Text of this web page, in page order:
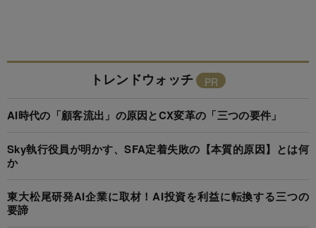
トレンドウォッチ
AI時代の「顧客流出」の原因とCX変革の「三つの要件」
Sky執行役員が明かす、SFA定着失敗の【本質的原因】とは何
か
東大松尾研発AI企業に取材！AI投資を利益に転換する三つの
要諦